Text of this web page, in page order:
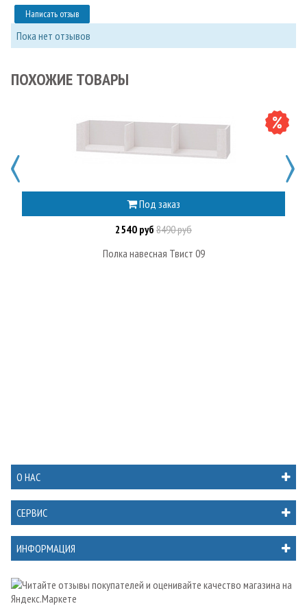
Написать отзыв
Пока нет отзывов
ПОХОЖИЕ ТОВАРЫ
Под заказ
2540 руб 8490 руб
Полка навесная Твист 09
О НАС
СЕРВИС
ИНФОРМАЦИЯ